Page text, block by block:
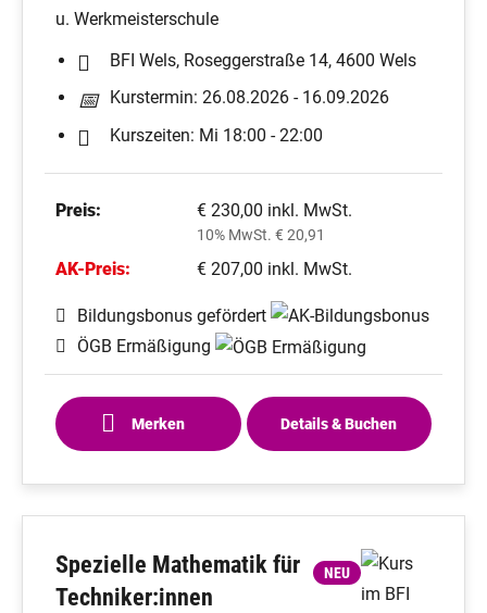
u. Werkmeisterschule
BFI Wels, Roseggerstraße 14, 4600 Wels
Kurstermin: 26.08.2026 - 16.09.2026
Kurszeiten: Mi 18:00 - 22:00
Preis: € 230,00 inkl. MwSt.
10% MwSt. € 20,91
AK-Preis: € 207,00 inkl. MwSt.
Bildungsbonus gefördert
ÖGB Ermäßigung
Merken Details & Buchen
Spezielle Mathematik für
Techniker:innen
NEU